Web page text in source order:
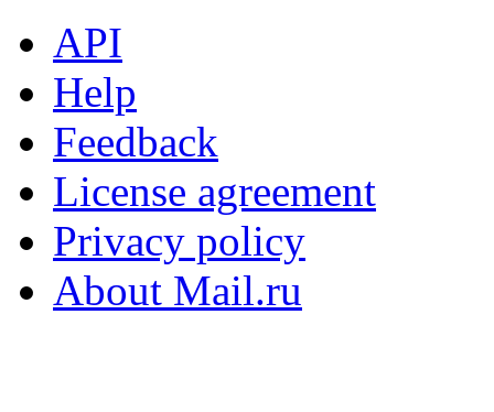
API
Help
Feedback
License agreement
Privacy policy
About Mail.ru